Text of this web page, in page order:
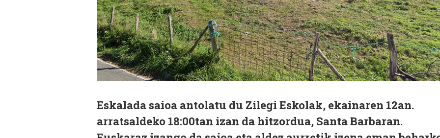
Eskalada saioa antolatu du Zilegi Eskolak, ekainaren 12an.
arratsaldeko 18:00tan izan da hitzordua, Santa Barbaran.